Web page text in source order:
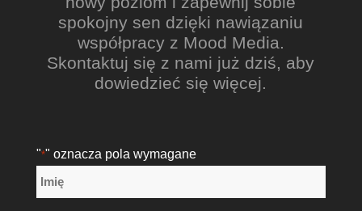
spokojny sen dzięki nawiązaniu
współpracy z Mood Media.
Skontaktuj się z nami już dziś, aby
dowiedzieć się więcej.
"*" oznacza pola wymagane
Nazwa
*